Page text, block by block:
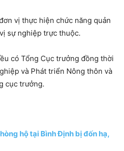
vị thực hiện chức năng quản
sự nghiệp trực thuộc.
có Tổng Cục trưởng đồng thời
và Phát triển Nông thôn và
cục trưởng.
hộ tại Bình Định bị đốn hạ,